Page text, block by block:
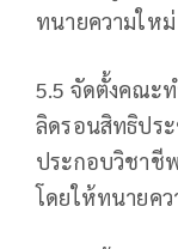
ทนายความใหม่
5.5 จัดตั้งคณะ
ลิดรอนสิทธิปร
ประกอบวิชาชี
โดยให้ทนายค